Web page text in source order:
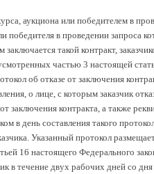
аукциона или победителем в
победителя в проведении запроса
такой контракт,
частью 3 настоящей
об отказе от заключения
о лице, с которым заказчик
заключения контракта, а также
в день составления такого
Указанный протокол
16 настоящего Федерального
в течение двух рабочих дней со